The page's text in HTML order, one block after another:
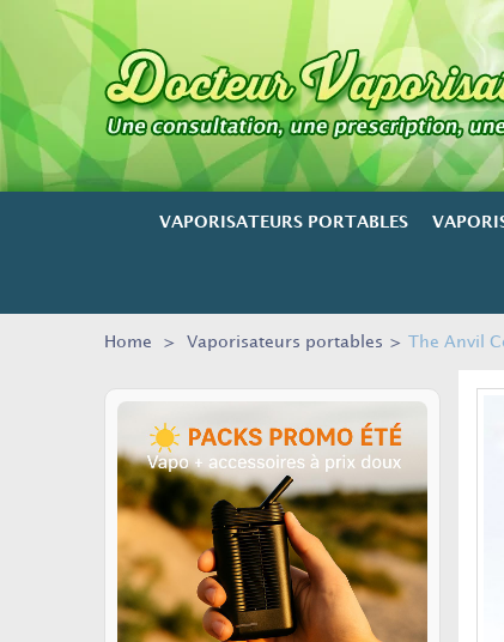
VAPORISATEURS PORTABLES
Home > Vaporisateurs portables > The Anvil